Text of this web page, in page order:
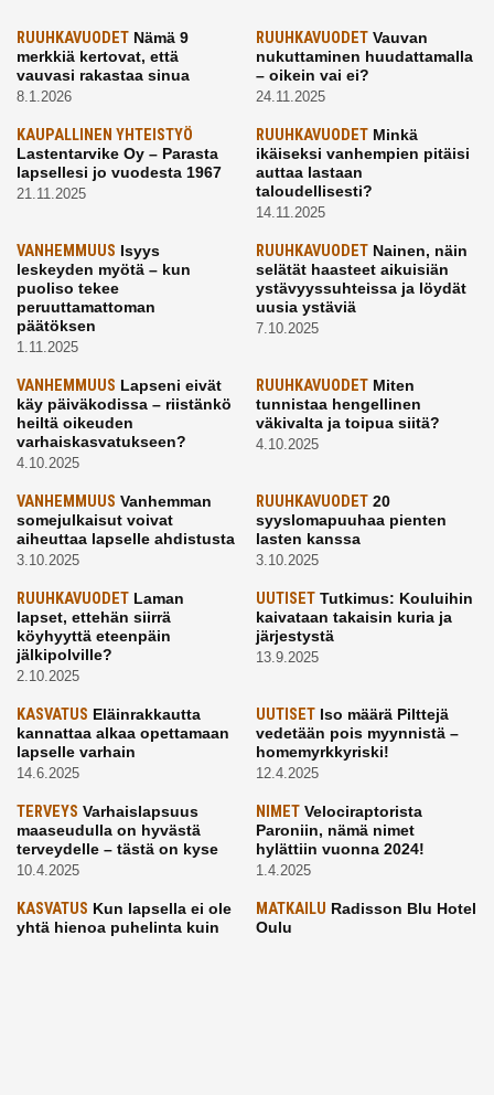
RUUHKAVUODET Nämä 9
merkkiä kertovat, että
vauvasi rakastaa sinua
8.1.2026
RUUHKAVUODETVauvan
nukuttaminen huudattamalla
– oikein vai ei?
24.11.2025
KAUPALLINEN YHTEISTYÖ
Lastentarvike Oy – Parasta
lapsellesi jo vuodesta 1967
21.11.2025
RUUHKAVUODETMinkä
ikäiseksi vanhempien pitäisi
auttaa lastaan
taloudellisesti?
14.11.2025
VANHEMMUUS Isyys
leskeyden myötä – kun
puoliso tekee
peruuttamattoman
päätöksen
1.11.2025
RUUHKAVUODETNainen, näin
selätät haasteet aikuisiän
ystävyyssuhteissa ja löydät
uusia ystäviä
7.10.2025
VANHEMMUUS Lapseni eivät
käy päiväkodissa – riistänkö
heiltä oikeuden
varhaiskasvatukseen?
4.10.2025
RUUHKAVUODETMiten
tunnistaa hengellinen
väkivalta ja toipua siitä?
4.10.2025
VANHEMMUUS Vanhemman
somejulkaisut voivat
aiheuttaa lapselle ahdistusta
3.10.2025
RUUHKAVUODET20
syyslomapuuhaa pienten
lasten kanssa
3.10.2025
RUUHKAVUODET Laman
lapset, ettehän siirrä
köyhyyttä eteenpäin
jälkipolville?
2.10.2025
UUTISETTutkimus: Kouluihin
kaivataan takaisin kuria ja
järjestystä
13.9.2025
KASVATUS Eläinrakkautta
kannattaa alkaa opettamaan
lapselle varhain
14.6.2025
UUTISETIso määrä Pilttejä
vedetään pois myynnistä –
homemyrkkyriski!
12.4.2025
TERVEYS Varhaislapsuus
maaseudulla on hyvästä
terveydelle – tästä on kyse
10.4.2025
NIMETVelociraptorista
Paroniin, nämä nimet
hylättiin vuonna 2024!
1.4.2025
KASVATUS Kun lapsella ei ole
yhtä hienoa puhelinta kuin
MATKAILU Radisson Blu Hotel
Oulu